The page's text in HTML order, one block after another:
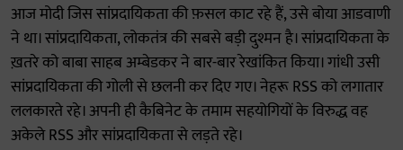
आज मोदी जिस सांप्रदायिकता की फ़सल काट रहे हैं, उसे बोया आडवाणी
ने था। सांप्रदायिकता, लोकतंत्र की सबसे बड़ी दुश्मन है। सांप्रदायिकता के
ख़तरे को बाबा साहब अम्बेडकर ने बार-बार रेखांकित किया। गांधी उसी
सांप्रदायिकता की गोली से छलनी कर दिए गए। नेहरू RSS को लगातार
ललकारते रहे। अपनी ही कैबिनेट के तमाम सहयोगियों के विरुद्ध वह
अकेले RSS और सांप्रदायिकता से लड़ते रहे।